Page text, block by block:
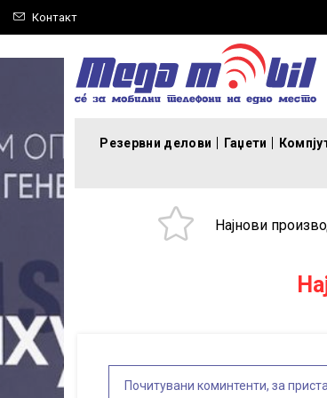
Контакт
Резервни делови Гаџети
Најнови
Почитувани коминтенти, за